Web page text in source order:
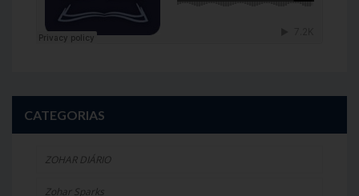
CATEGORIAS
ZOHAR DIÁRIO
Zohar Sparks